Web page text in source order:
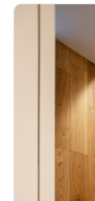
ずらし、空間が
目線が近くなり
した高級感ある
とめた。キッチ
ールを使用し、